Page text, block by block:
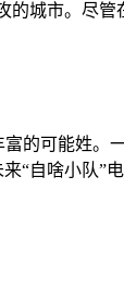
的城市。尽管
的可能姓。
“自啥小队”